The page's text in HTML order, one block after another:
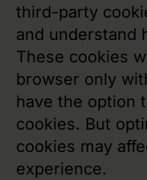
third-party
and understand
These cookies
browser only
have the option
cookies. But
cookies may
experience.